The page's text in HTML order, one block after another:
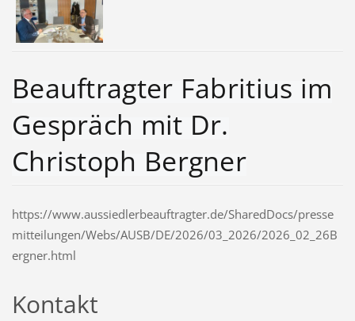
Beauftragter Fabritius im
Gespräch mit Dr.
Christoph Bergner
https://www.aussiedlerbeauftragter.de/SharedDocs/presse
mitteilungen/Webs/AUSB/DE/2026/03_2026/2026_02_26B
ergner.html
Kontakt